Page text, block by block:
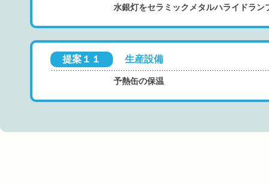
水銀灯をセラミックメタルハライドラン
提案１１ 生産設備
予熱缶の保温